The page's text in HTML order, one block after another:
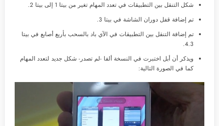
شكل التنقل بين التطبيقات في تعدد المهام تغير من بيتا 1 إلى بيتا 2.
تم إضافة قفل دوران الشاشة في بيتا 3.
تم إضافة التنقل بين التطبيقات في الآي باد بالسحب بأربع أصابع في بيتا
4.3.
ويذكر أن أبل اختبرت في النسخة ألفا -لم تصدر- شكل جديد لتعدد المهام
كما في الصورة التالية: